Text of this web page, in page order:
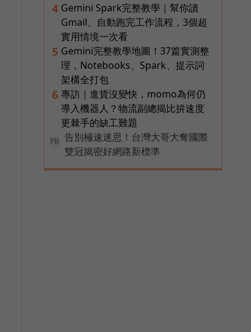
4 Gemini Spark完整教學｜幫你讀
Gmail、自動跑完工作流程，3個超
實用情境一次看
5 Gemini完整教學地圖！37篇實測整
理，Notebooks、Spark、提示詞
架構全打包
6 專訪｜進貨沒變快，momo為何仍
導入機器人？物流副總揭比拚速度
更棘手的缺工難題
PR
告別極速迷思！台灣大哥大奪國際
雙冠揭密好網路新標準